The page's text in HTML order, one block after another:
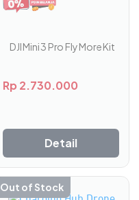
DJI Mini 3 Pro Fly More Kit
Rp 2.730.000
Detail
Out of Stock